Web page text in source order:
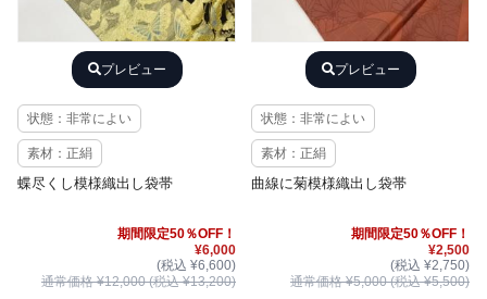
プレビュー
状態：非常によい
素材：正絹
蝶尽くし模様織出し袋帯
期間限定50％OFF！
¥6,000
(税込 ¥6,600)
通常価格 ¥12,000 (税込 ¥13,200)
プレビュー
状態：非常によい
素材：正絹
曲線に菊模様織出し袋帯
期間限定50％OFF！
¥2,500
(税込 ¥2,750)
通常価格 ¥5,000 (税込 ¥5,500)